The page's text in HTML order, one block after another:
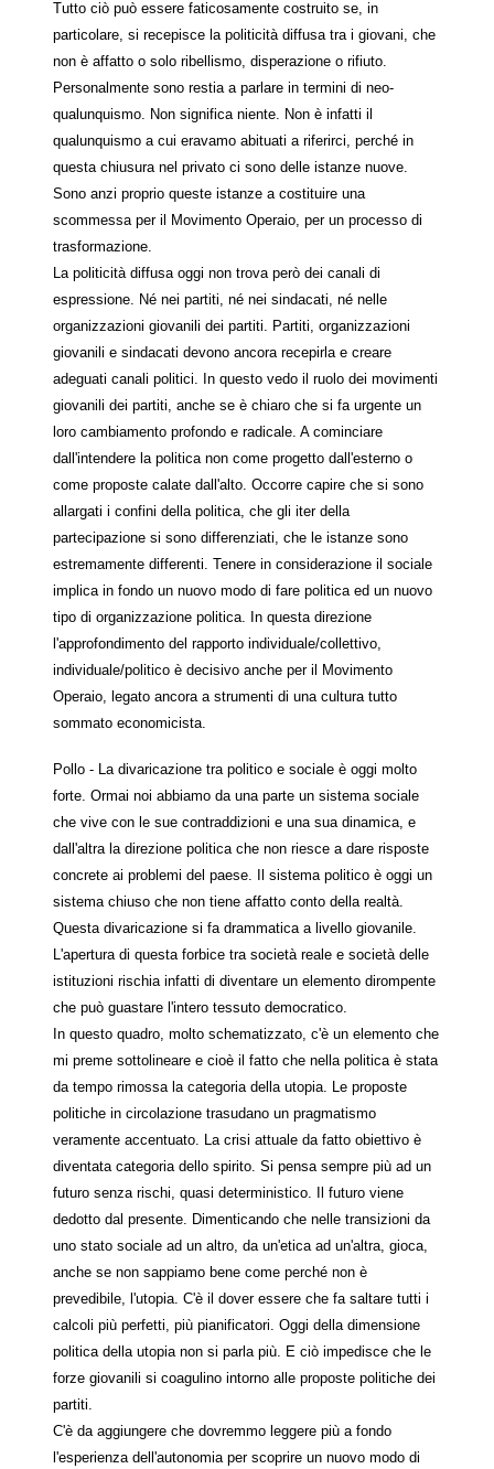
Tutto ciò può essere faticosamente costruito se, in
particolare, si recepisce la politicità diffusa tra i giovani, che
non è affatto o solo ribellismo, disperazione o rifiuto.
Personalmente sono restia a parlare in termini di neo-
qualunquismo. Non significa niente. Non è infatti il
qualunquismo a cui eravamo abituati a riferirci, perché in
questa chiusura nel privato ci sono delle istanze nuove.
Sono anzi proprio queste istanze a costituire una
scommessa per il Movimento Operaio, per un processo di
trasformazione.
La politicità diffusa oggi non trova però dei canali di
espressione. Né nei partiti, né nei sindacati, né nelle
organizzazioni giovanili dei partiti. Partiti, organizzazioni
giovanili e sindacati devono ancora recepirla e creare
adeguati canali politici. In questo vedo il ruolo dei movimenti
giovanili dei partiti, anche se è chiaro che si fa urgente un
loro cambiamento profondo e radicale. A cominciare
dall'intendere la politica non come progetto dall'esterno o
come proposte calate dall'alto. Occorre capire che si sono
allargati i confini della politica, che gli iter della
partecipazione si sono differenziati, che le istanze sono
estremamente differenti. Tenere in considerazione il sociale
implica in fondo un nuovo modo di fare politica ed un nuovo
tipo di organizzazione politica. In questa direzione
l'approfondimento del rapporto individuale/collettivo,
individuale/politico è decisivo anche per il Movimento
Operaio, legato ancora a strumenti di una cultura tutto
sommato economicista.
Pollo - La divaricazione tra politico e sociale è oggi molto
forte. Ormai noi abbiamo da una parte un sistema sociale
che vive con le sue contraddizioni e una sua dinamica, e
dall'altra la direzione politica che non riesce a dare risposte
concrete ai problemi del paese. Il sistema politico è oggi un
sistema chiuso che non tiene affatto conto della realtà.
Questa divaricazione si fa drammatica a livello giovanile.
L'apertura di questa forbice tra società reale e società delle
istituzioni rischia infatti di diventare un elemento dirompente
che può guastare l'intero tessuto democratico.
In questo quadro, molto schematizzato, c'è un elemento che
mi preme sottolineare e cioè il fatto che nella politica è stata
da tempo rimossa la categoria della utopia. Le proposte
politiche in circolazione trasudano un pragmatismo
veramente accentuato. La crisi attuale da fatto obiettivo è
diventata categoria dello spirito. Si pensa sempre più ad un
futuro senza rischi, quasi deterministico. Il futuro viene
dedotto dal presente. Dimenticando che nelle transizioni da
uno stato sociale ad un altro, da un'etica ad un'altra, gioca,
anche se non sappiamo bene come perché non è
prevedibile, l'utopia. C'è il dover essere che fa saltare tutti i
calcoli più perfetti, più pianificatori. Oggi della dimensione
politica della utopia non si parla più. E ciò impedisce che le
forze giovanili si coagulino intorno alle proposte politiche dei
partiti.
C'è da aggiungere che dovremmo leggere più a fondo
l'esperienza dell'autonomia per scoprire un nuovo modo di